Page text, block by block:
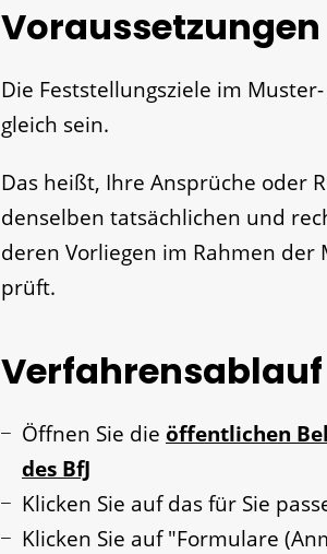
Voraussetzungen
Die Feststellungsziele im
gleich sein.
Das heißt, Ihre Ansprüche oder
denselben tatsächlichen und
deren Vorliegen im Rahmen
prüft.
Verfahrensablauf
Öffnen Sie die öffentlichen
des BfJ
Klicken Sie auf das für Sie
Klicken Sie auf "Formulare